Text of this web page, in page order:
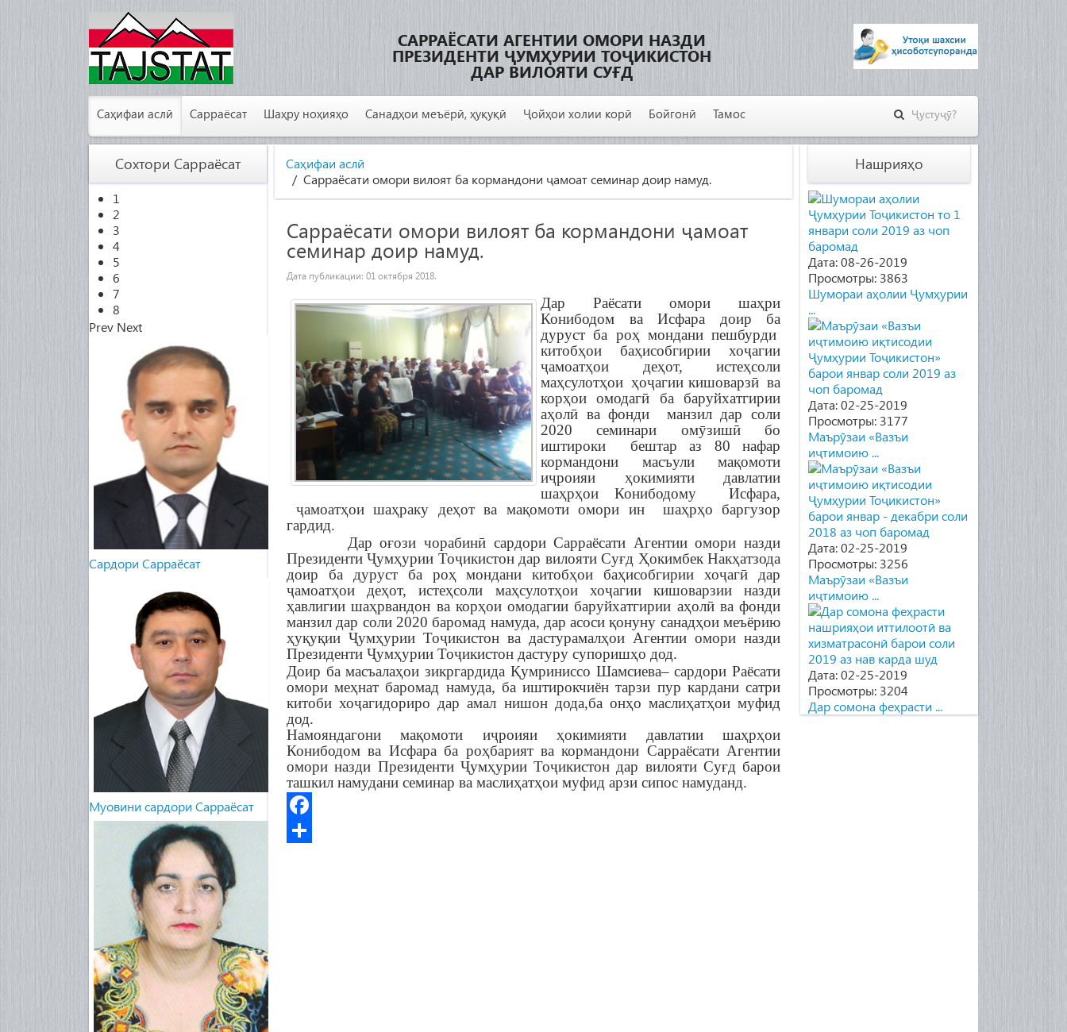
САРРАЁСАТИ АГЕНТИИ ОМОРИ НАЗДИ
ПРЕЗИДЕНТИ ҶУМҲУРИИ ТОҶИКИСТОН
ДАР ВИЛОЯТИ СУҒД
Саҳифаи аслӣ Сарраёсат Шаҳру ноҳияҳо Санадҳои меъёрӣ, ҳуқуқӣ Ҷойҳои холии корӣ Бойгонӣ Тамос
Саҳифаи аслӣ
Сарраёсати омори вилоят ба кормандони ҷамоат семинар доир намуд.
Сарраёсати омори вилоят ба кормандони ҷамоат
семинар доир намуд.
Дата публикации: 01 октября 2018.
Дар Раёсати омори шаҳри
Конибодом ва Исфара доир ба
дуруст ба роҳ мондани пешбурди
китобҳои баҳисобгирии хоҷагии
ҷамоатҳои деҳот, истеҳсоли
маҳсулотҳои ҳоҷагии кишоварзӣ ва
корҳои омодагӣ ба баруйхатгирии
аҳолӣ ва фонди манзил дар соли
2020 семинари омӯзишӣ бо
иштироки бештар аз 80 нафар
кормандони масъули мақомоти
иҷроияи ҳокимияти давлатии
шаҳрҳои Конибодому Исфара,
ҷамоатҳои шаҳраку деҳот ва мақомоти омори ин шаҳрҳо баргузор
гардид.
Дар оғози чорабинӣ сардори Сарраёсати Агентии омори назди
Президенти Ҷумҳурии Тоҷикистон дар вилояти Суғд Ҳокимбек Накҳатзода
доир ба дуруст ба роҳ мондани китобҳои баҳисобгирии хоҷагӣ дар
ҷамоатҳои деҳот, истеҳсоли маҳсулотҳои хоҷагии кишоварзии назди
ҳавлигии шаҳрвандон ва корҳои омодагии баруйхатгирии аҳолӣ ва фонди
манзил дар соли 2020 баромад намуда, дар асоси қонуну санадҳои меъёрию
ҳуқуқии Ҷумҳурии Тоҷикистон ва дастурамалҳои Агентии омори назди
Президенти Ҷумҳурии Тоҷикистон дастуру супоришҳо дод.
Доир ба масъалаҳои зикргардида Қумриниссо Шамсиева– сардори Раёсати
омори меҳнат баромад намуда, ба иштирокчиён тарзи пур кардани сатри
китоби хоҷагидориро дар амал нишон дода,ба онҳо маслиҳатҳои муфид
дод.
Намояндагони мақомоти иҷроияи ҳокимияти давлатии шаҳрҳои
Конибодом ва Исфара ба роҳбарият ва кормандони Сарраёсати Агентии
омори назди Президенти Ҷумҳурии Тоҷикистон дар вилояти Суғд барои
ташкил намудани семинар ва маслиҳатҳои муфид арзи сипос намуданд.
Facebook
Сохтори Сарраёсат
1
2
3
4
5
6
7
8
Prev Next
Cардори Сарраёсат
Муовини сардори Сарраёсат
Нашрияҳо
Дата: 08-26-2019
Просмотры: 3863
Шумораи аҳолии Ҷумҳурии
...
Дата: 02-25-2019
Просмотры: 3177
Маърӯзаи «Вазъи
иҷтимоию ...
Дата: 02-25-2019
Просмотры: 3256
Маърӯзаи «Вазъи
иҷтимоию ...
Дата: 02-25-2019
Просмотры: 3204
Дар сомона феҳрасти ...